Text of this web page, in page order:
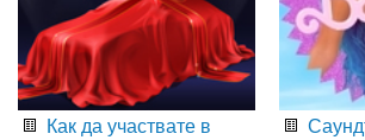
Как да участвате в